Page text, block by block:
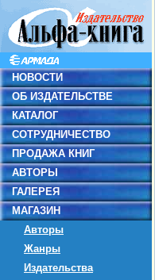
НОВОСТИ
ОБ ИЗДАТЕЛЬСТВЕ
КАТАЛОГ
СОТРУДНИЧЕСТВО
ПРОДАЖА КНИГ
АВТОРЫ
ГАЛЕРЕЯ
МАГАЗИН
Авторы
Жанры
Издательства